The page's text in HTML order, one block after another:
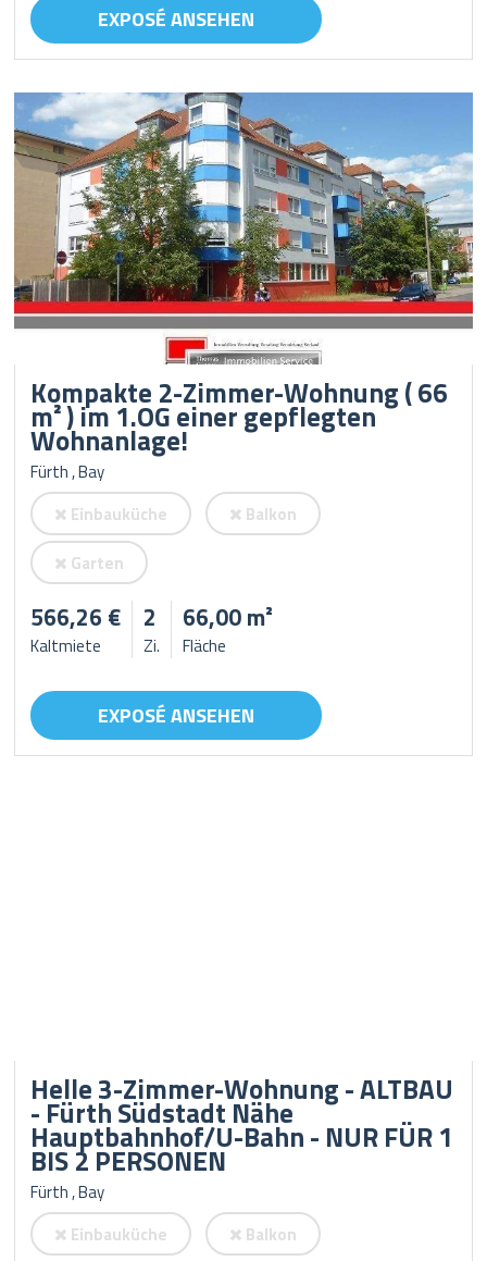
EXPOSÉ ANSEHEN
Kompakte 2-Zimmer-Wohnung ( 66
m² ) im 1.OG einer gepflegten
Wohnanlage!
Fürth , Bay
Einbauküche
Balkon
Garten
566,26 €
Kaltmiete
2
Zi.
66,00 m²
Fläche
EXPOSÉ ANSEHEN
Helle 3-Zimmer-Wohnung - ALTBAU
- Fürth Südstadt Nähe
Hauptbahnhof/U-Bahn - NUR FÜR 1
BIS 2 PERSONEN
Fürth , Bay
Einbauküche
Balkon